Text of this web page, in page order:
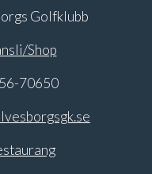
Golfklubb
Shop
70650